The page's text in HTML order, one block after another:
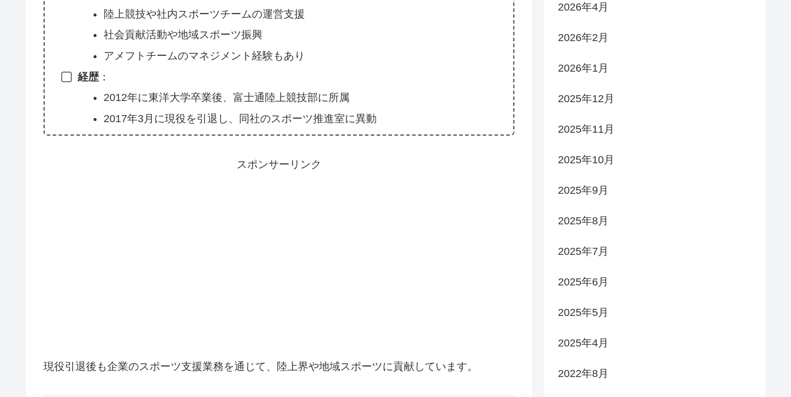
陸上競技や社内スポーツチームの運営支援
社会貢献活動や地域スポーツ振興
アメフトチームのマネジメント経験もあり
経歴 ：
2012年に東洋大学卒業後、富士通陸上競技部に所属
2017年3月に現役を引退し、同社のスポーツ推進室に異動
スポンサーリンク
現役引退後も企業のスポーツ支援業務を通じて、陸上界や地域スポーツに貢献しています。
2026年4月
2026年2月
2026年1月
2025年12月
2025年11月
2025年10月
2025年9月
2025年8月
2025年7月
2025年6月
2025年5月
2025年4月
2022年8月